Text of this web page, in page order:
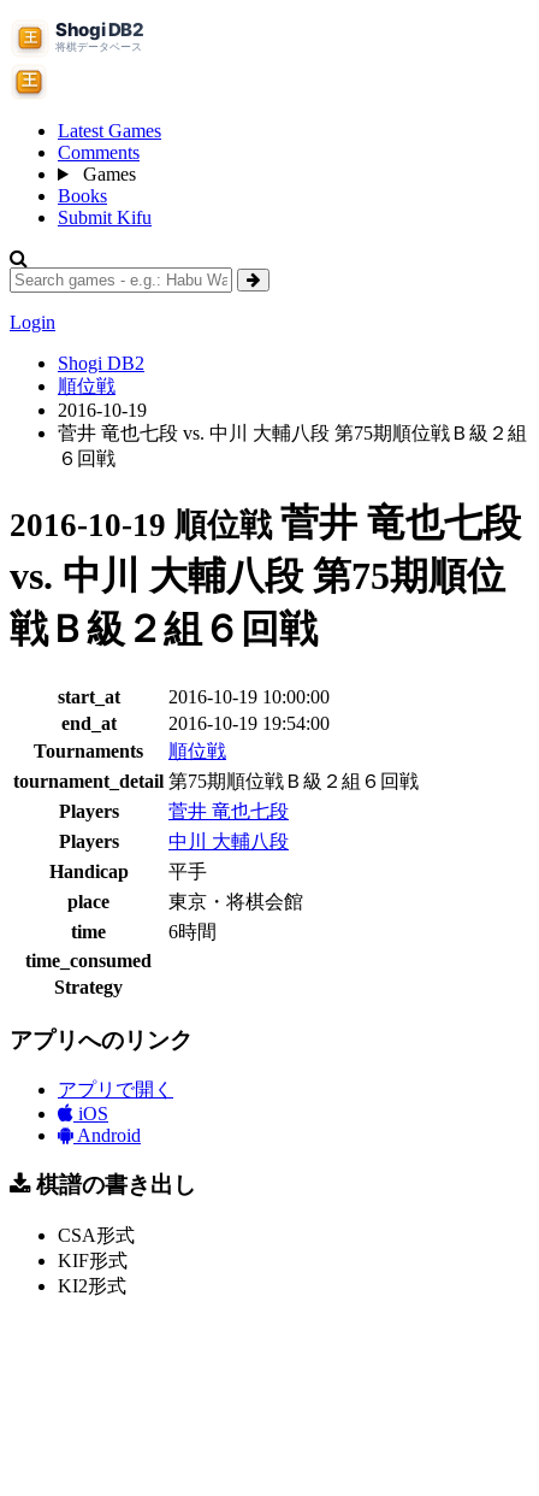
Latest Games
Comments
Games
Books
Submit Kifu
Login
Shogi DB2
順位戦
2016-10-19
菅井 竜也七段 vs. 中川 大輔八段 第75期順位戦Ｂ級２組
６回戦
2016-10-19 順位戦 菅井 竜也七段
vs. 中川 大輔八段 第75期順位
戦Ｂ級２組６回戦
start_at
2016-10-19 10:00:00
end_at
2016-10-19 19:54:00
Tournaments
順位戦
tournament_detail 第75期順位戦Ｂ級２組６回戦
Players
菅井 竜也七段
Players
中川 大輔八段
Handicap
平手
place
東京・将棋会館
time
6時間
time_consumed
Strategy
アプリへのリンク
アプリで開く
iOS
Android
棋譜の書き出し
CSA形式
KIF形式
KI2形式